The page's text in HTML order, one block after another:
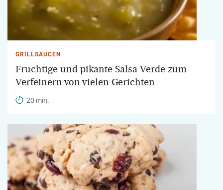
GRILLSAUCEN
Fruchtige und pikante Salsa Verde zum
Verfeinern von vielen Gerichten
20 min.